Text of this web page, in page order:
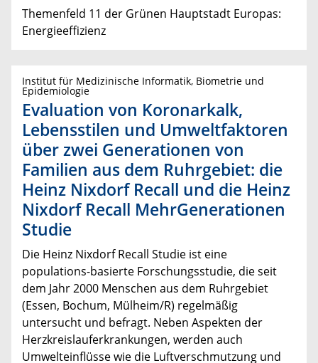
Themenfeld 11 der Grünen Hauptstadt Europas:
Energieeffizienz
Institut für Medizinische Informatik, Biometrie und
Epidemiologie
Evaluation von Koronarkalk,
Lebensstilen und Umweltfaktoren
über zwei Generationen von
Familien aus dem Ruhrgebiet: die
Heinz Nixdorf Recall und die Heinz
Nixdorf Recall MehrGenerationen
Studie
Die Heinz Nixdorf Recall Studie ist eine
populations-basierte Forschungsstudie, die seit
dem Jahr 2000 Menschen aus dem Ruhrgebiet
(Essen, Bochum, Mülheim/R) regelmäßig
untersucht und befragt. Neben Aspekten der
Herzkreislauferkrankungen, werden auch
Umwelteinflüsse wie die Luftverschmutzung und